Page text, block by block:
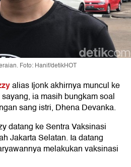
Foto: Hanif/detikHOT
alias Ijonk akhirnya muncul ke
ia masih bungkam soal
sang istri, Dhena Devanka.
datang ke Sentra Vaksinasi
Jakarta Selatan. Ia datang
melakukan vaksinasi